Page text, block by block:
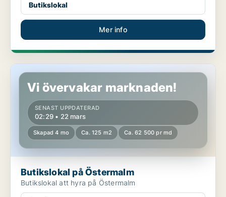
Butikslokal
Mer info
Butikslokal på Östermalm
Vi övervakar marknaden!
SENAST UPPDATERAD
02:29 • 22 mars
Skapad 4 mo Ca. 125 m2 Ca. 62 500 pr md
Butikslokal på Östermalm
Butikslokal att hyra på Östermalm